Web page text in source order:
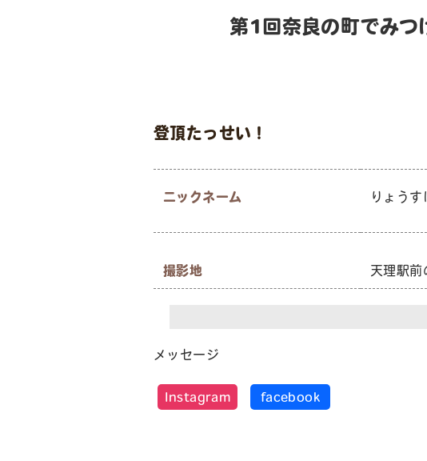
第1回奈良の町でみつ
登頂たっせい！
ニックネーム りょうす
撮影地 天理駅前
メッセージ
Instagram facebook